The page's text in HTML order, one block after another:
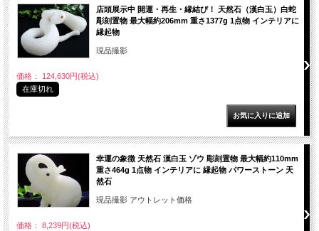
店頭展示中 開運・再生・縁結び！ 天然石（漢白玉）白蛇
彫刻置物 最大幅約206mm 重さ1377g 1点物 インテリアに
縁起物
現品撮影
価格： 124,630円(税込)
在庫切れ
幸運の象徴 天然石 漢白玉 ゾウ 彫刻置物 最大幅約110mm
重さ464g 1点物 インテリアに 縁起物 パワーストーン 天
然石
現品撮影 アウトレット価格
価格： 8,239円(税込)